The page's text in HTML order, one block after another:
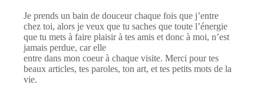
Je prends un bain de douceur chaque fois que j’entre
chez toi, alors je veux que tu saches que toute l’énergie
que tu mets à faire plaisir à tes amis et donc à moi, n’est
jamais perdue, car elle
entre dans mon coeur à chaque visite. Merci pour tes
beaux articles, tes paroles, ton art, et tes petits mots de la
vie.